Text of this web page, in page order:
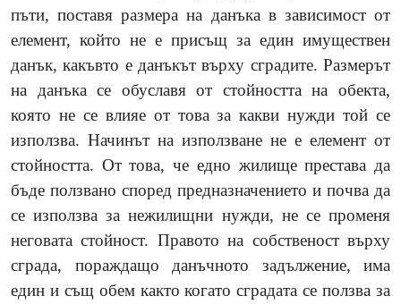
пъти, поставя размера на данъка в зависимост от
елемент, който не е присъщ за един имуществен
данък, какъвто е данъкът върху сградите. Размерът
на данъка се обуславя от стойността на обекта,
която не се влияе от това за какви нужди той се
използва. Начинът на използване не е елемент от
стойността. От това, че едно жилище престава да
бъде ползвано според предназначението и почва да
се използва за нежилищни нужди, не се променя
неговата стойност. Правото на собственост върху
сграда, пораждащо данъчното задължение, има
един и същ обем както когато сградата се ползва за